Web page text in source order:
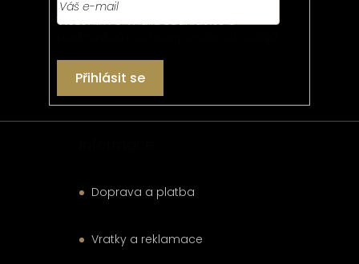
Vložením e-mailu souhlasíte s
Přihlásit se
Doprava a platba
Vratky a reklamace